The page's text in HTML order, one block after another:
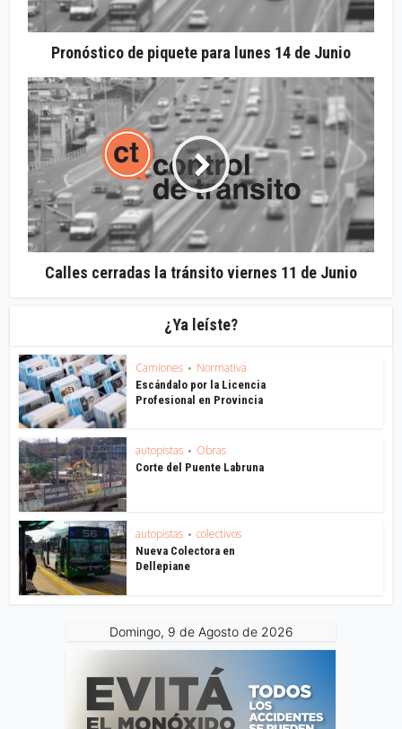
Pronóstico de piquete para lunes 14 de Junio
Calles cerradas la tránsito viernes 11 de Junio
¿Ya leíste?
Camiones • Normativa
Escándalo por la Licencia
Profesional en Provincia
autopistas • Obras
Corte del Puente Labruna
autopistas • colectivos
Nueva Colectora en
Dellepiane
Domingo, 9 de Agosto de 2026